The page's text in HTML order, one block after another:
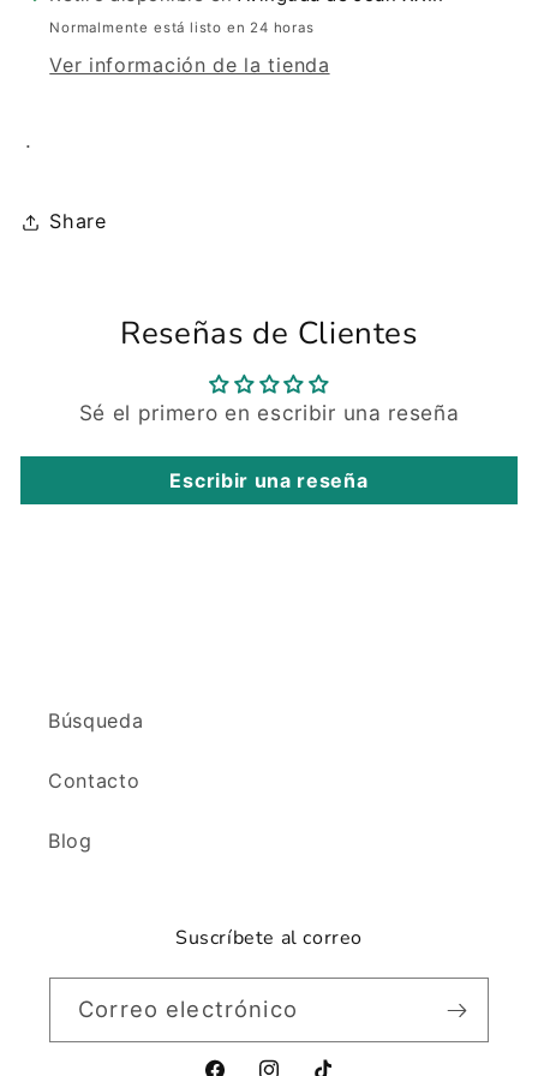
Normalmente está listo en 24 horas
Ver información de la tienda
.
Share
Reseñas de Clientes
Sé el primero en escribir una reseña
Escribir una reseña
Búsqueda
Contacto
Blog
Suscríbete al correo
Correo electrónico